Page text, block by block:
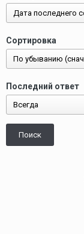
Сортировка
Последний ответ
Поиск